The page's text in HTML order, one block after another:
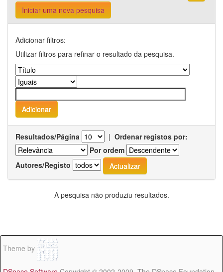
Iniciar uma nova pesquisa
Adicionar filtros:
Utilizar filtros para refinar o resultado da pesquisa.
Resultados/Página | Ordenar registos por:
Por ordem
Autores/Registo
A pesquisa não produziu resultados.
Theme by